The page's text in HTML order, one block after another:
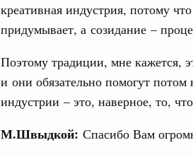
креативная индустрия, потому
придумывает, а созидание –
Поэтому традиции, мне кажется,
и они обязательно помогут
индустрии – это, наверное, то,
М.Швыдкой: Спасибо Вам